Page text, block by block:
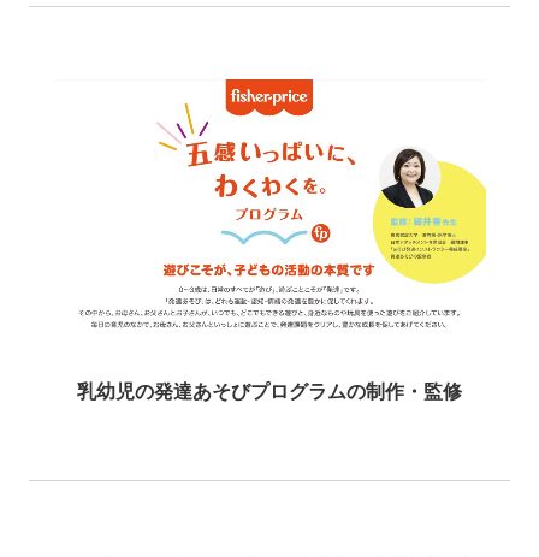
乳幼児の発達あそびプログラムの制作・監修